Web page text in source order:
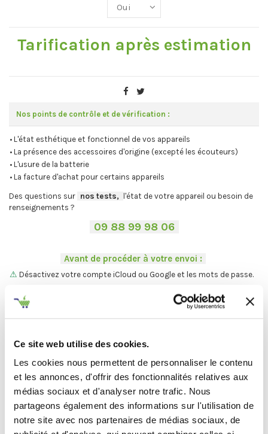
Ce site web utilise des cookies.
Les cookies nous permettent de personnaliser le contenu
et les annonces, d'offrir des fonctionnalités relatives aux
médias sociaux et d'analyser notre trafic. Nous
partageons également des informations sur l'utilisation de
notre site avec nos partenaires de médias sociaux, de
Tarification après estimation
Nos points de contrôle et de vérification :
• L'état esthétique et fonctionnel de vos appareils
• La présence des accessoires d'origine (excepté les écouteurs)
• L'usure de la batterie
• La facture d'achat pour certains appareils
Des questions sur nos tests, l'état de votre appareil ou besoin de
renseignements ?
09 88 99 98 06-
Avant de procéder à votre envoi :
⚠ Désactivez votre compte iCloud ou Google et les mots de passe.
Vous ne trouvez pas votre Mac ?
On vous explique la procédure en
deux étapes :
Et maintenant... ♫
Définir l'état de votre produit